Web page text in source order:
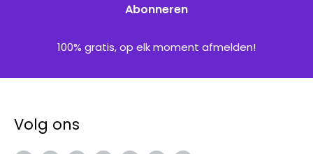
Abonneren
100% gratis, op elk moment afmelden!
Volg ons